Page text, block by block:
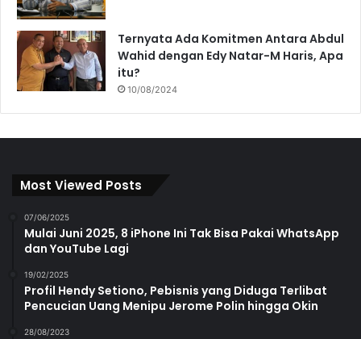
Ternyata Ada Komitmen Antara Abdul
Wahid dengan Edy Natar-M Haris, Apa
itu?
10/08/2024
Most Viewed Posts
07/06/2025
Mulai Juni 2025, 8 iPhone Ini Tak Bisa Pakai WhatsApp
dan YouTube Lagi
19/02/2025
Profil Hendy Setiono, Pebisnis yang Diduga Terlibat
Pencucian Uang Menipu Jerome Polin hingga Okin
28/08/2023